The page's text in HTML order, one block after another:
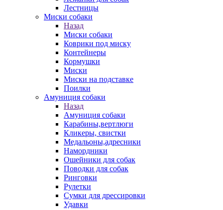
Лестницы
Миски собаки
Назад
Миски собаки
Коврики под миску
Контейнеры
Кормушки
Миски
Миски на подставке
Поилки
Амуниция собаки
Назад
Амуниция собаки
Карабины,вертлюги
Кликеры, свистки
Медальоны,адресники
Намордники
Ошейники для собак
Поводки для собак
Ринговки
Рулетки
Сумки для дрессировки
Удавки